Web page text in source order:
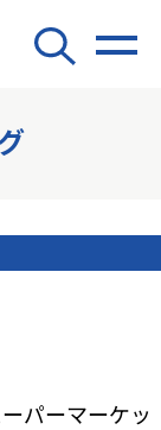
パーマーケッ